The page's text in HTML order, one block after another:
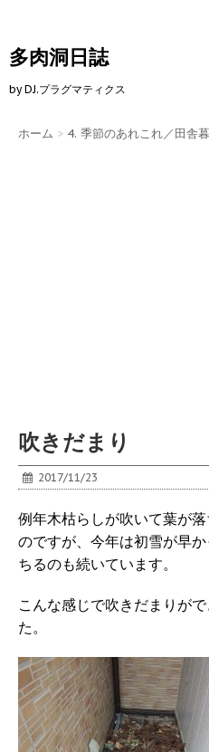
多肉洞日誌
by DJ.プラグマティクス
ホーム > 4. 季節のあれこれ／田舎
吹きだまり
2017/11/23
例年木枯らしが吹いて葉が
のですが、今年は初雪が早
ちるのも続いています。
こんな感じで吹きだまりが
た。